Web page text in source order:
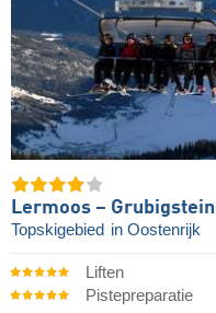
Lermoos – Grubigstein
Topskigebied in Oostenrijk
Liften
Pistepreparatie